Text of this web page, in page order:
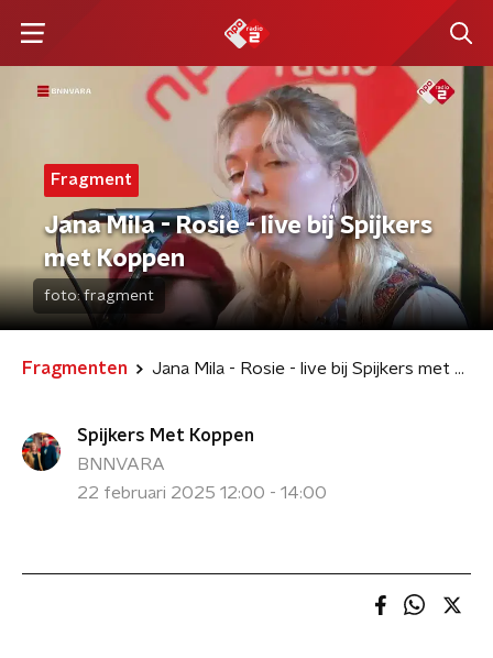
Fragment
Jana Mila - Rosie - live bij Spijkers
met Koppen
foto:fragment
Fragmenten Jana Mila - Rosie - live bij Spijkers met Koppen
Spijkers Met Koppen
BNNVARA
22 februari 2025 12:00 - 14:00